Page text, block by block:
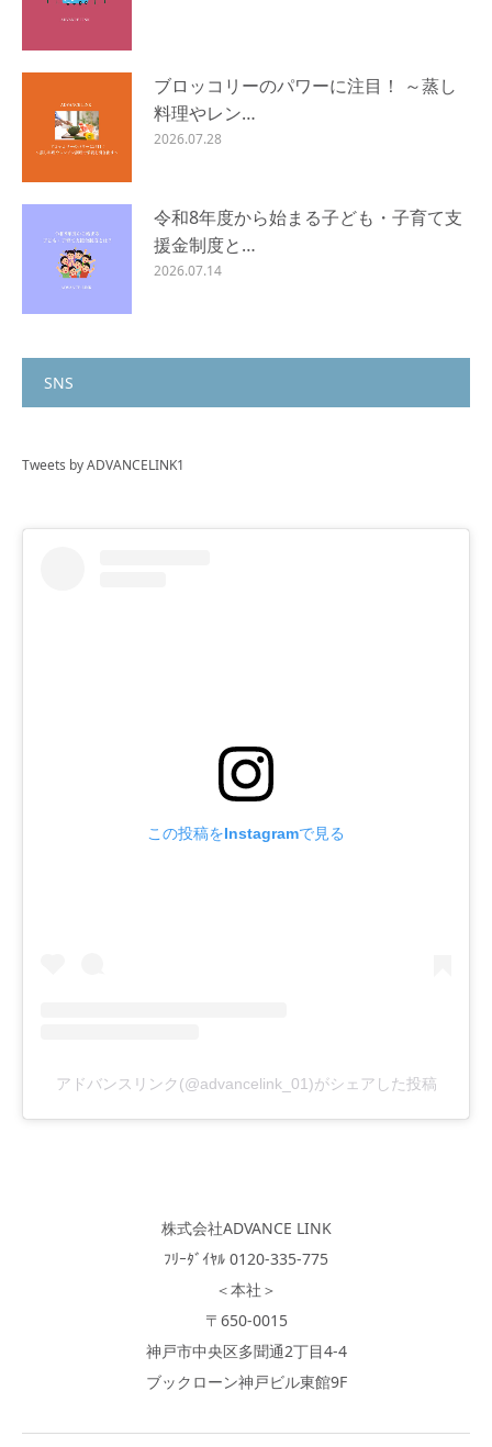
ブロッコリーのパワーに注目！ ～蒸し
料理やレン…
2026.07.28
令和8年度から始まる子ども・子育て支
援金制度と…
2026.07.14
SNS
Tweets by ADVANCELINK1
この投稿をInstagramで見る
アドバンスリンク(@advancelink_01)がシェアした投稿
株式会社ADVANCE LINK
ﾌﾘｰﾀﾞｲﾔﾙ 0120-335-775
＜本社＞
〒650-0015
神戸市中央区多聞通2丁目4-4
ブックローン神戸ビル東館9F